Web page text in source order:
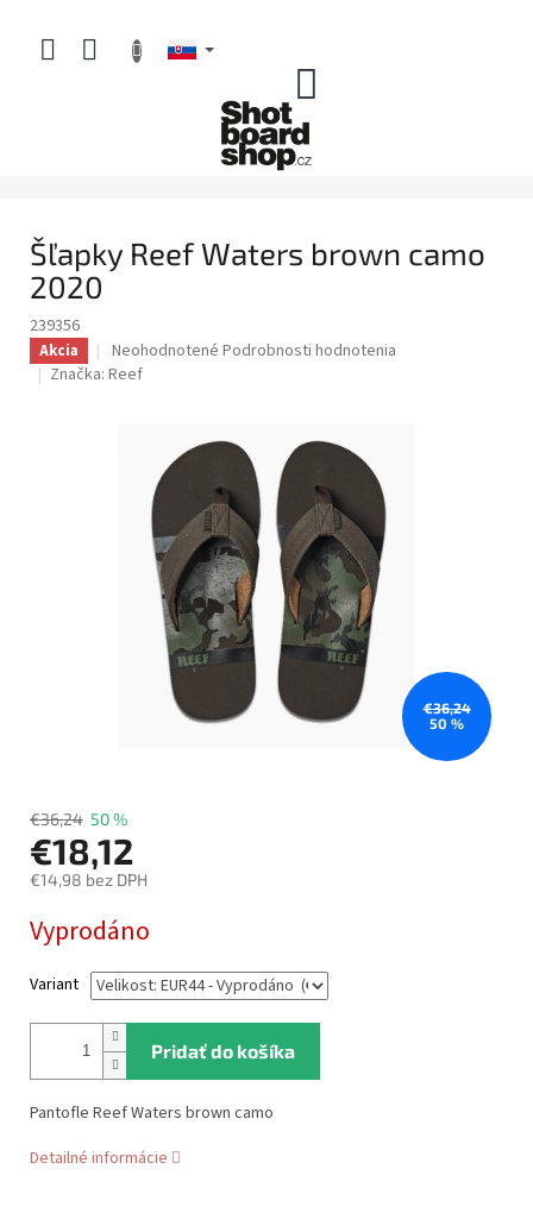
obsah
Šľapky Reef Waters brown camo
2020
239356
Akcia
Priemerné
hodnotenie
hviezdičiek.
Neohodnotené Podrobnosti hodnotenia
Značka: Reef
€36,24
50 %
€36,24 50 %
€18,12
€14,98 bez DPH
cena:
Vyprodáno
Variant
Pridať do košíka
Pantofle Reef Waters brown camo
Detailné informácie